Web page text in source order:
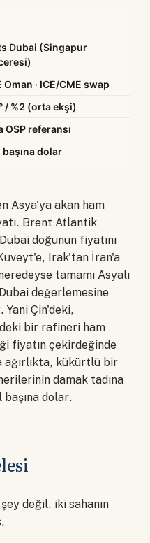
Dubai (Singapur
Oman · ICE/CME swap
/ %2 (orta ekşi)
OSP referansı
dolar
Asya'ya akan ham
Brent Atlantik
doğunun fiyatını
Irak'tan İran'a
tamamı Asyalı
değerlemesine
Çin'deki,
bir rafineri ham
fiyatın çekirdeğinde
ağırlıkta, kükürtlü bir
damak tadına
dolar.
değil, iki sahanın